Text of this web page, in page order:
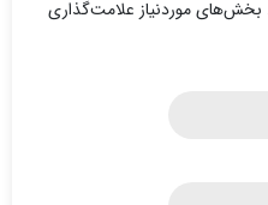
بخش‌های موردنیاز علامت‌گذاری